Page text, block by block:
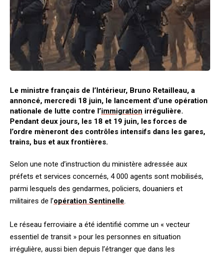
Le ministre français de l’Intérieur, Bruno Retailleau, a
annoncé, mercredi 18 juin, le lancement d’une opération
nationale de lutte contre l’immigration irrégulière.
Pendant deux jours, les 18 et 19 juin, les forces de
l’ordre mèneront des contrôles intensifs dans les gares,
trains, bus et aux frontières.
Selon une note d’instruction du ministère adressée aux
préfets et services concernés, 4 000 agents sont mobilisés,
parmi lesquels des gendarmes, policiers, douaniers et
militaires de l’opération Sentinelle.
Le réseau ferroviaire a été identifié comme un « vecteur
essentiel de transit » pour les personnes en situation
irrégulière, aussi bien depuis l’étranger que dans les